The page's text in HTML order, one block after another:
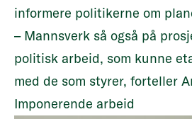
informere politikerne om
– Mannsverk så også på
politisk arbeid, som kunne
med de som styrer, forteller
Imponerende arbeid